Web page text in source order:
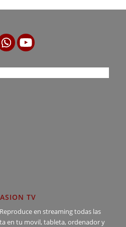
TV
en streaming todas las
en tu movil, tableta, ordenador y